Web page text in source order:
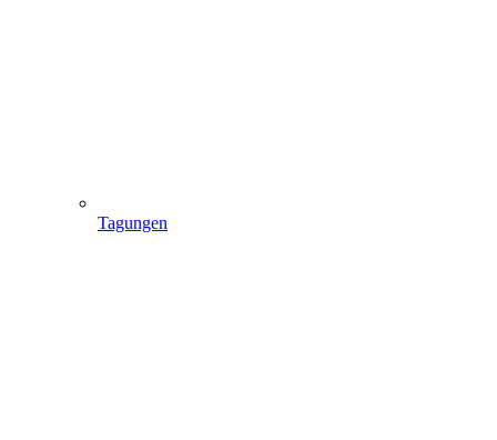
Tagungen